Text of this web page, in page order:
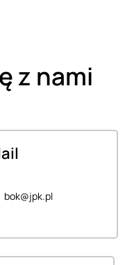
z nami
bok@jpk.pl